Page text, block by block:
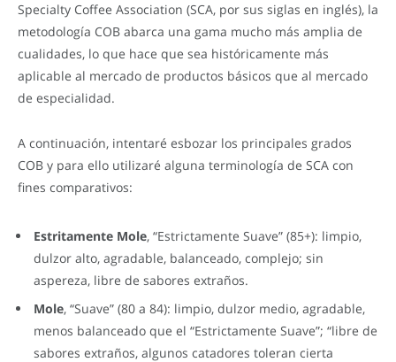
Specialty Coffee Association (SCA, por sus siglas en inglés), la
metodología COB abarca una gama mucho más amplia de
cualidades, lo que hace que sea históricamente más
aplicable al mercado de productos básicos que al mercado
de especialidad.
A continuación, intentaré esbozar los principales grados
COB y para ello utilizaré alguna terminología de SCA con
fines comparativos:
Estritamente Mole, “Estrictamente Suave” (85+): limpio,
dulzor alto, agradable, balanceado, complejo; sin
aspereza, libre de sabores extraños.
Mole, “Suave” (80 a 84): limpio, dulzor medio, agradable,
menos balanceado que el “Estrictamente Suave”; “libre de
sabores extraños, algunos catadores toleran cierta